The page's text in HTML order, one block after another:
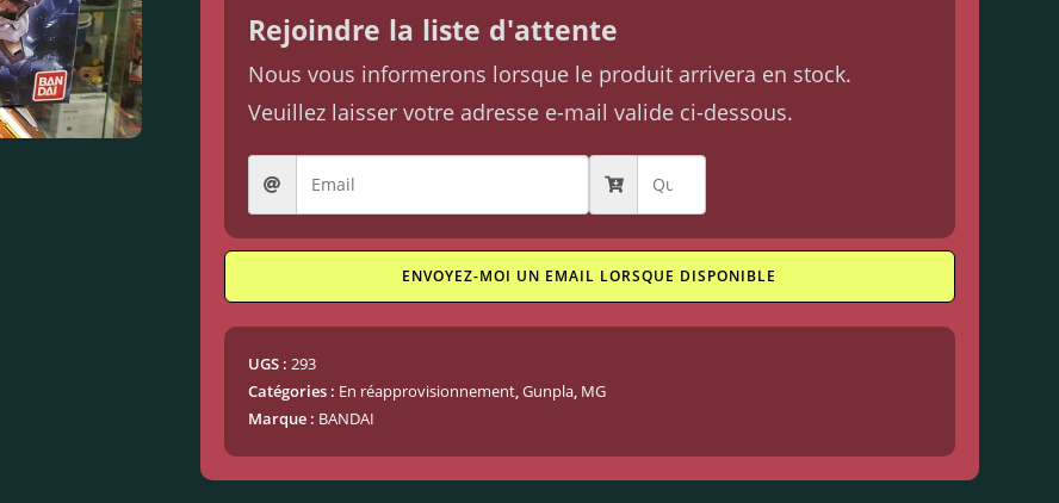
Rejoindre la liste d'attente
Nous vous informerons lorsque le produit arrivera en stock.
Veuillez laisser votre adresse e-mail valide ci-dessous.
ENVOYEZ-MOI UN EMAIL LORSQUE DISPONIBLE
UGS : 293
Catégories : En réapprovisionnement, Gunpla, MG
Marque : BANDAI